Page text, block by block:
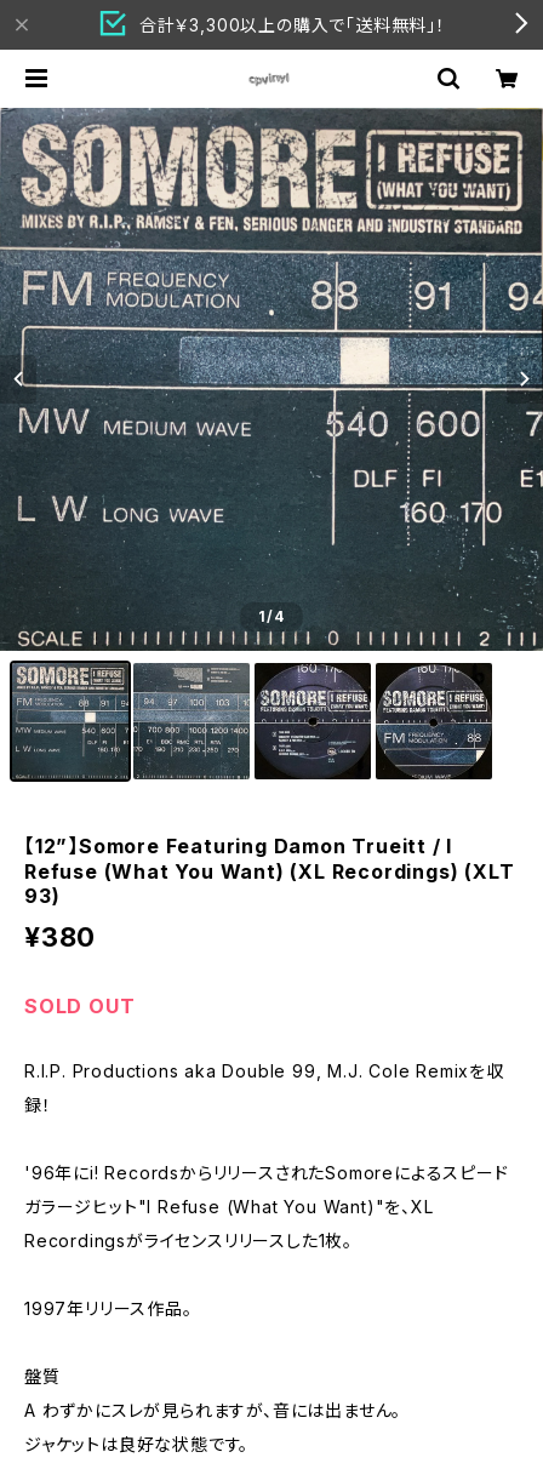
合計￥3,300以上の購入で「送料無料」！
1/4
【12”】Somore Featuring Damon Trueitt / I
Refuse (What You Want) (XL Recordings) (XLT
93)
¥380
SOLD OUT
R.I.P. Productions aka Double 99, M.J. Cole Remixを収
録！
'96年にi! RecordsからリリースされたSomoreによるスピード
ガラージヒット"I Refuse (What You Want)"を、XL
Recordingsがライセンスリリースした1枚。
1997年リリース作品。
盤質
A わずかにスレが見られますが、音には出ません。
ジャケットは良好な状態です。